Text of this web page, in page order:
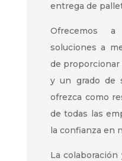
entrega de
Ofrecemos
soluciones a
de
y un grado de
ofrezca como
de todas las
la confianza en
La